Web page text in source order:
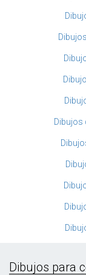
Dibujos
Dibujos para